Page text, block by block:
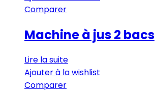
Comparer
Machine à jus 2 bacs
Lire la suite
Ajouter à la wishlist
Comparer